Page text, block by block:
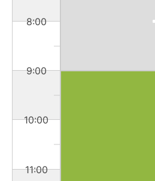
8:00
9:00
10:00
11:00